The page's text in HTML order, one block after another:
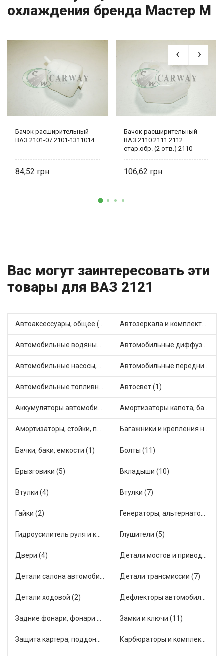
охлаждения бренда Мастер М
Бачок расширительный
ВАЗ 2101-07 2101-1311014
84,52
Бачок расширительный
ВАЗ 2110 2111 2112
стар.обр. (2 отв.) 2110-
106,62
Вас могут заинтересовать эти
товары для ВАЗ 2121
Автоаксессуары, общее (1) Автозеркала и комплектующие (1)
Автомобильные водяные насосы (7) Автомобильные диффузоры и вентиляторы (1)
Автомобильные насосы, компрессоры и манометры (1) Автомобильные передние фары (2)
Автомобильные топливные насосы (1) Автосвет (1)
Аккумуляторы автомобильные (1) Амортизаторы капота, багажника (6)
Амортизаторы, стойки, подушки стоек (19) Багажники и крепления на крышу (1)
Бачки, баки, емкости (1) Болты (11)
Брызговики (5) Вкладыши (10)
Втулки (4) Втулки (7)
Гайки (2) Генераторы, альтернаторы и комплектующие (21)
Гидроусилитель руля и комплектующие (1) Глушители (5)
Двери (4) Детали мостов и привода трансмиссии (11)
Детали салона автомобиля (2) Детали трансмиссии (7)
Детали ходовой (2) Дефлекторы автомобильные (1)
Задние фонари, фонари видимости (3) Замки и ключи (11)
Защита картера, поддона, КПП (1) Карбюраторы и комплектующие (7)